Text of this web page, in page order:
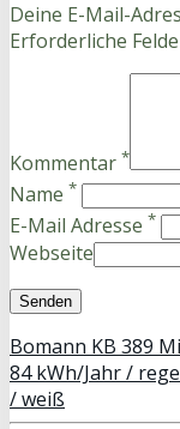
Deine E-Mail-
Erforderliche
Kommentar *
Name *
E-Mail Adresse *
Webseite
Bomann KB 389
84 kWh/Jahr /
/ weiß